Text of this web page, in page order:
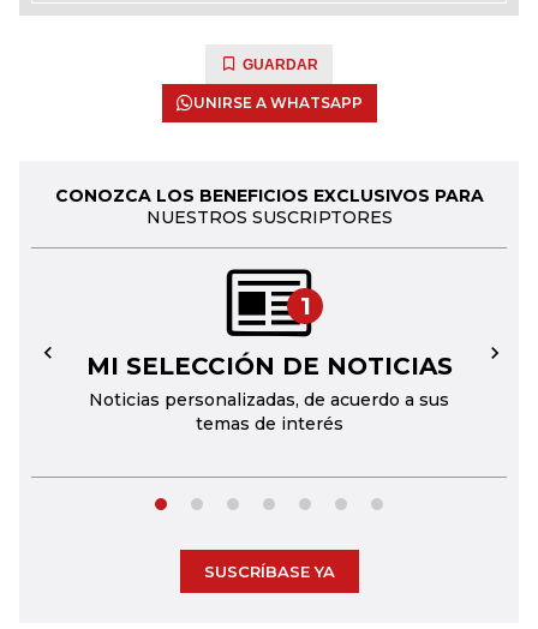
GUARDAR
UNIRSE A WHATSAPP
CONOZCA LOS BENEFICIOS EXCLUSIVOS PARA
NUESTROS SUSCRIPTORES
1
MI SELECCIÓN DE NOTICIAS
Noticias personalizadas, de acuerdo a sus
temas de interés
← →
SUSCRÍBASE YA